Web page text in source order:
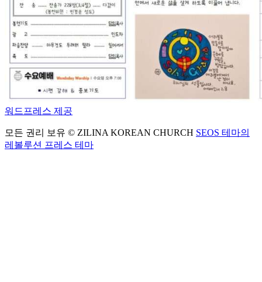
워드프레스 제공
모든 권리 보유 © ZILINA KOREAN CHURCH SEOS 테마의
레볼루션 프레스 테마